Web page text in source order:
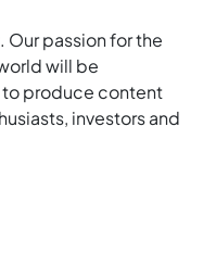
Our passion for the
will be
to produce content
investors and